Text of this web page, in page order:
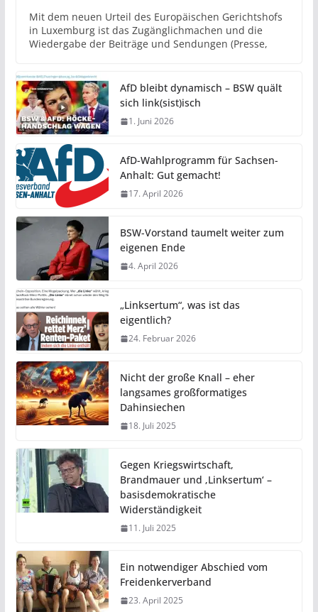
Mit dem neuen Urteil des Europäischen Gerichtshofs
in Luxemburg ist das Zugänglichmachen und die
Wiedergabe der Beiträge und Sendungen (Presse,
AfD bleibt dynamisch – BSW quält
sich link(sist)isch
1. Juni 2026
AfD-Wahlprogramm für Sachsen-
Anhalt: Gut gemacht!
17. April 2026
BSW-Vorstand taumelt weiter zum
eigenen Ende
4. April 2026
„Linksertum“, was ist das
eigentlich?
24. Februar 2026
Nicht der große Knall – eher
langsames großformatiges
Dahinsiechen
18. Juli 2025
Gegen Kriegswirtschaft,
Brandmauer und ‚Linksertum‘ –
basisdemokratische
Widerständigkeit
11. Juli 2025
Ein notwendiger Abschied vom
Freidenkerverband
23. April 2025